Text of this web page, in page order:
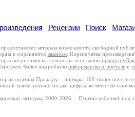
Рецензии Поиск
авторам возможность свободной
и охраняются законом . Перепечатка
несут самостоятельно на основании правил
более подробную информацию о портале и
портала Проза.ру – порядка 100 тысяч
графе указано по две цифры: количество
авторам, 2000-2026 Портал работает под